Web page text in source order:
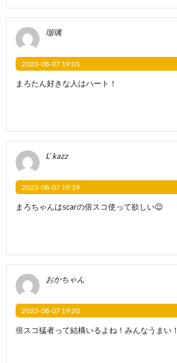
瑠璃
2023-08-07 19:01
まろたん好きな人はハート！
L’ kazz
2023-08-07 19:19
まろちゃんはscarの倍スコ使って欲しい😉
おかちゃん
2023-08-07 19:20
倍スコ猛者って結構いるよね！みんなうまい！